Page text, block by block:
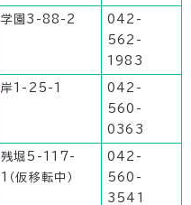
学園3-88-2
042-
562-
1983
岸1-25-1
042-
560-
0363
残堀5-117-
1（仮移転中）
042-
560-
3541